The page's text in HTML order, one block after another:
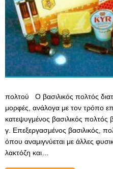
πολτού Ο βασιλικός πολτός
μορφές, ανάλογα με τον τρόπο
κατεψυγμένος βασιλικός πολτός
γ. Επεξεργασμένος βασιλικός,
όπου αναμιγνύεται με άλλες
λακτόζη και…